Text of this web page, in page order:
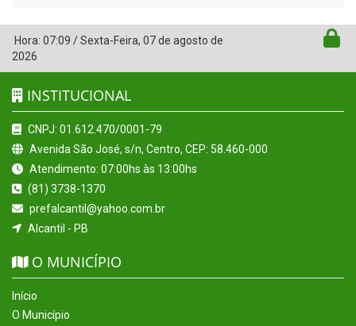
Hora: 07:09 /Sexta-Feira, 07 de agosto de
2026
INSTITUCIONAL
CNPJ: 01.612.470/0001-79
Avenida São José, s/n, Centro, CEP: 58.460-000
Atendimento: 07:00hs às 13:00hs
(81) 3738-1370
prefalcantil@yahoo.com.br
Alcantil - PB
O MUNICÍPIO
Início
O Município